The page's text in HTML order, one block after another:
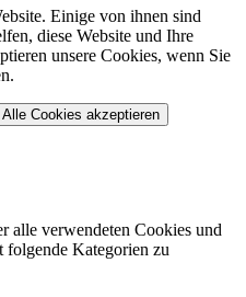
Einige von ihnen sind
diese Website und Ihre
unsere Cookies, wenn Sie
Alle Cookies akzeptieren
alle verwendeten Cookies und
folgende Kategorien zu